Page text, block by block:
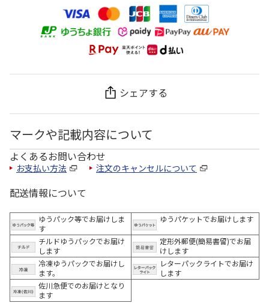
シェアする
マークや記載内容について
よくあるお問い合わせ
お支払い方法 注文のキャンセルについて
配送情報について
ゆうパック等でお届けしま
す
ゆうパケットでお届けします
チルドゆうパックでお届け
します
定形外郵便(簡易書留)でお届
けします
冷凍ゆうパックでお届けし
ます。
レターパックライトでお届け
します
佐川急便でのお届けとなり
ます